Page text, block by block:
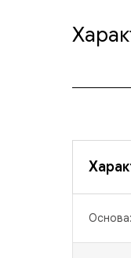
Основа: